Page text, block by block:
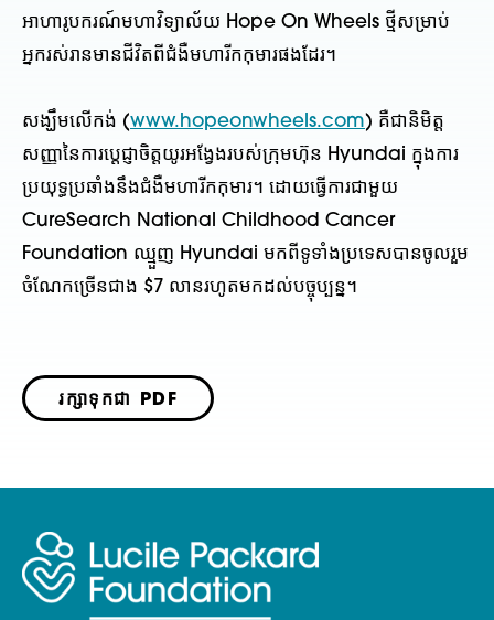
អាហារូបករណ៍មហាវិទ្យាល័យ Hope On Wheels ថ្មីសម្រាប់
អ្នករស់រានមានជីវិតពីជំងឺមហារីកកុមារផងដែរ។
សង្ឃឹមលើកង់ (www.hopeonwheels.com) គឺជានិមិត្ត
សញ្ញានៃការប្តេជ្ញាចិត្តយូរអង្វែងរបស់ក្រុមហ៊ុន Hyundai ក្នុងការ
ប្រយុទ្ធប្រឆាំងនឹងជំងឺមហារីកកុមារ។ ដោយធ្វើការជាមួយ
CureSearch National Childhood Cancer
Foundation ឈ្មួញ Hyundai មកពីទូទាំងប្រទេសបានចូលរួម
ចំណែកច្រើនជាង $7 លានរហូតមកដល់បច្ចុប្បន្ន។
រក្សាទុកជា PDF